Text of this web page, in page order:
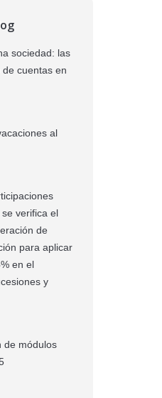
sociedad: las
cuentas en
al
verifica el
de
para aplicar
en el
y
de módulos